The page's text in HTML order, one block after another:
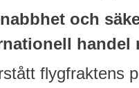
och
handel
flygfraktens